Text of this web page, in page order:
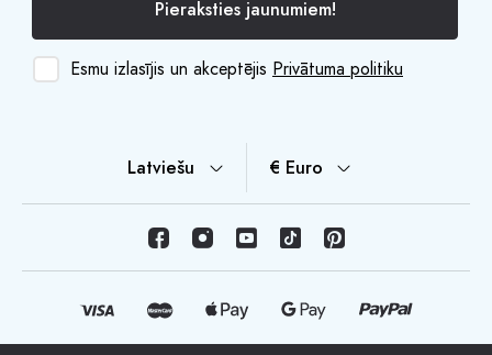
Pieraksties jaunumiem!
Esmu izlasījis un akceptējis Privātuma politiku
Latviešu € Euro